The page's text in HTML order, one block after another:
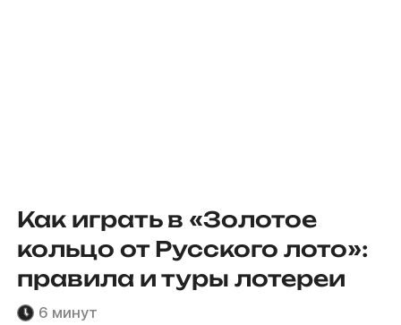
Как играть в «Золотое
кольцо от Русского лото»:
правила и туры лотереи
6 минут